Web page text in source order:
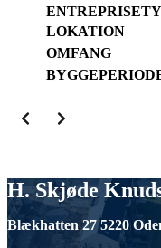
LOKATION
OMFANG
H. Skjøde
Blækhatten 27 5220